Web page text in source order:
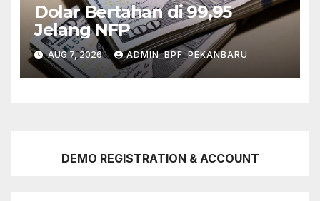
Dolar Bertahan di 99,95
Jelang NFP
AUG 7, 2026 ADMIN_BPF_PEKANBARU
DEMO REGISTRATION & ACCOUNT